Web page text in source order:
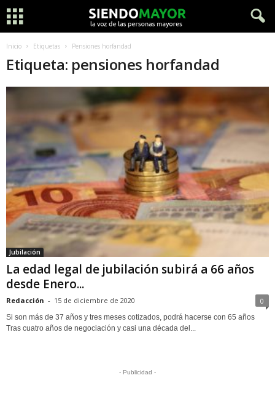
Inicio Etiquetas Pensiones horfandad
Etiqueta: pensiones horfandad
Jubilación
La edad legal de jubilación subirá a 66 años
desde Enero...
Redacción - 15 de diciembre de 2020 0
Si son más de 37 años y tres meses cotizados, podrá hacerse con 65 años
Tras cuatro años de negociación y casi una década del...
- Publicidad -